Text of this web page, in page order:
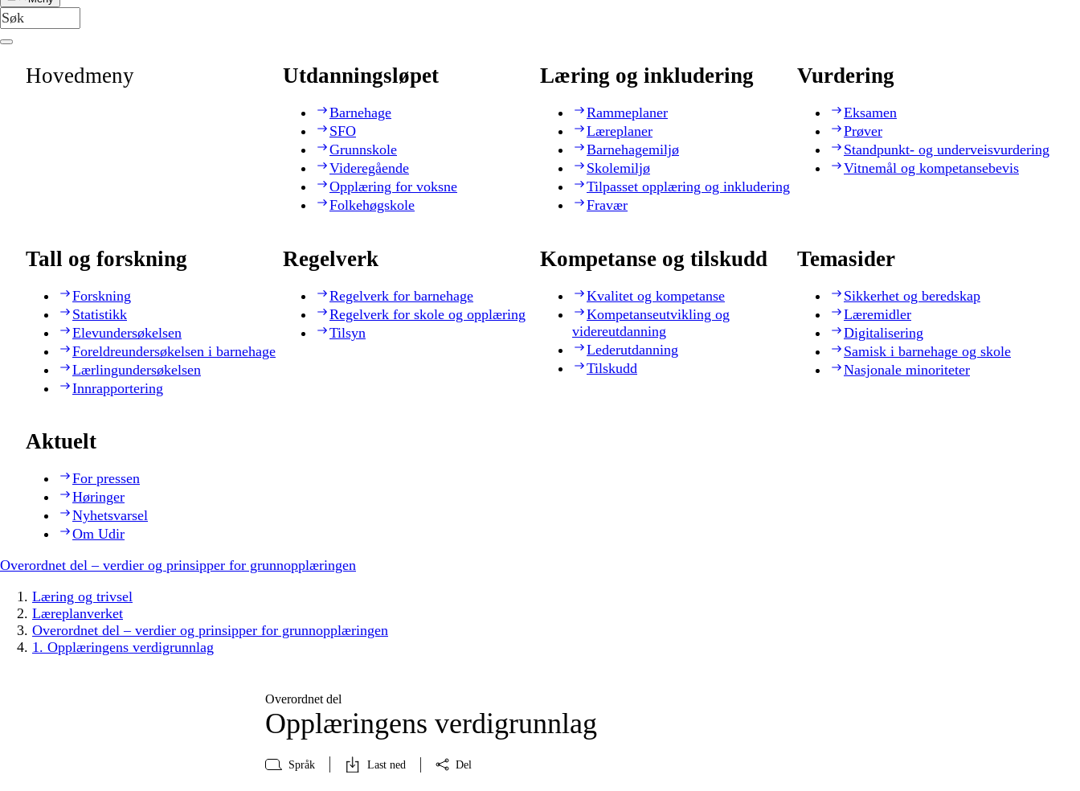
Hovedmeny Utdanningsløpet
Barnehage
SFO
Grunnskole
Videregående
Opplæring for voksne
Folkehøgskole
Læring og inkludering
Rammeplaner
Læreplaner
Barnehagemiljø
Skolemiljø
Tilpasset opplæring og inkludering
Fravær
Vurdering
Eksamen
Prøver
Standpunkt- og underveisvurdering
Vitnemål og kompetansebevis
Tall og forskning
Forskning
Statistikk
Elevundersøkelsen
Foreldreundersøkelsen i barnehage
Lærlingundersøkelsen
Innrapportering
Regelverk
Regelverk for barnehage
Regelverk for skole og opplæring
Tilsyn
Kompetanse og tilskudd
Kvalitet og kompetanse
Kompetanseutvikling og
videreutdanning
Lederutdanning
Tilskudd
Temasider
Sikkerhet og beredskap
Læremidler
Digitalisering
Samisk i barnehage og skole
Nasjonale minoriteter
Aktuelt
For pressen
Høringer
Nyhetsvarsel
Om Udir
Overordnet del – verdier og prinsipper for grunnopplæringen
Læring og trivsel
Læreplanverket
Overordnet del – verdier og prinsipper for grunnopplæringen
1. Opplæringens verdigrunnlag
Overordnet del
Opplæringens verdigrunnlag
Språk Last ned Del